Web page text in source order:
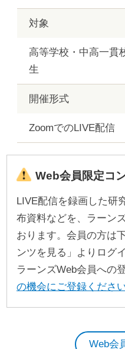
対象
高等学校・中高一貫
生
開催形式
ZoomでのLIVE配信
Web会員限定コ
LIVE配信を録画した研
布資料などを、ラーン
おります。会員の方は
ンツを見る」よりログ
ラーンズWeb会員への
の機会にご登録ください
Web会